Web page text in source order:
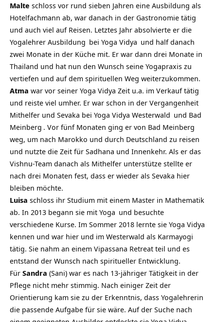
Malte schloss vor rund sieben Jahren eine Ausbildung als
Hotelfachmann ab, war danach in der Gastronomie tätig
und auch viel auf Reisen. Letztes Jahr absolvierte er die
Yogalehrer Ausbildung bei Yoga Vidya und half danach
zwei Monate in der Küche mit. Er war dann drei Monate in
Thailand und hat nun den Wunsch seine Yogapraxis zu
vertiefen und auf dem spirituellen Weg weiterzukommen.
Atma war vor seiner Yoga Vidya Zeit u.a. im Verkauf tätig
und reiste viel umher. Er war schon in der Vergangenheit
Mithelfer und Sevaka bei Yoga Vidya Westerwald und Bad
Meinberg . Vor fünf Monaten ging er von Bad Meinberg
weg, um nach Marokko und durch Deutschland zu reisen
und nutzte die Zeit für Sadhana und Innenkehr. Als er das
Vishnu-Team danach als Mithelfer unterstütze stellte er
nach drei Monaten fest, dass er wieder als Sevaka hier
bleiben möchte.
Luisa schloss ihr Studium mit einem Master in Mathematik
ab. In 2013 begann sie mit Yoga und besuchte
verschiedene Kurse. Im Sommer 2018 lernte sie Yoga Vidya
kennen und war hier und im Westerwald als Karmayogi
tätig. Sie nahm an einem Vipassana Retreat teil und es
entstand der Wunsch nach spiritueller Entwicklung.
Für Sandra (Sani) war es nach 13-jähriger Tätigkeit in der
Pflege nicht mehr stimmig. Nach einiger Zeit der
Orientierung kam sie zu der Erkenntnis, dass Yogalehrerin
die passende Aufgabe für sie wäre. Auf der Suche nach